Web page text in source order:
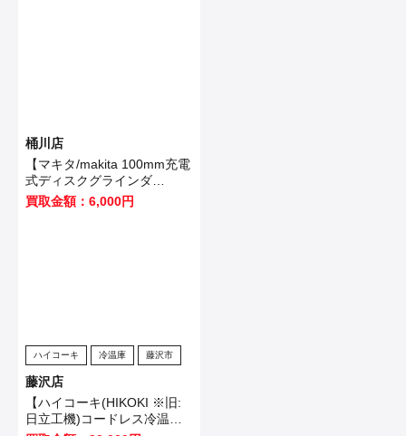
桶川店
【マキタ/makita 100mm充電
式ディスクグラインダ
GA403DRGN】桶川市のお客
様から買取いたしました！
買取金額：6,000円
ハイコーキ 冷温庫 藤沢市
藤沢店
【ハイコーキ(HIKOKI ※旧:
日立工機)コードレス冷温庫